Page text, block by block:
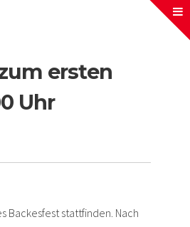
ersten
Uhr
Backesfest stattfinden. Nach